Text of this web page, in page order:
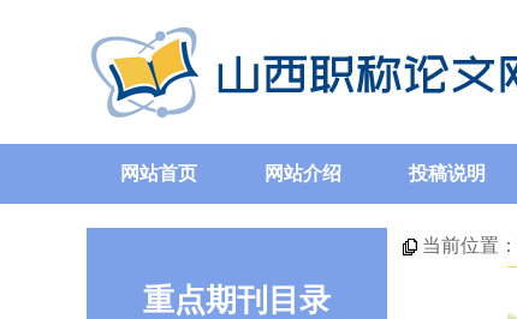
网站首页 网站介绍 投稿说明
重点期刊目录
当前位置：